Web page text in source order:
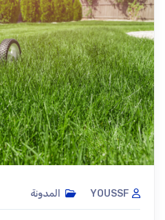
YOUSSF المدونة